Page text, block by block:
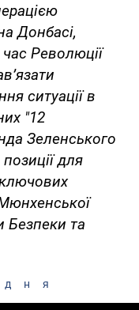
Донбасі,
час Революції
ситуації в
"12
Зеленського
для
Безпеки та